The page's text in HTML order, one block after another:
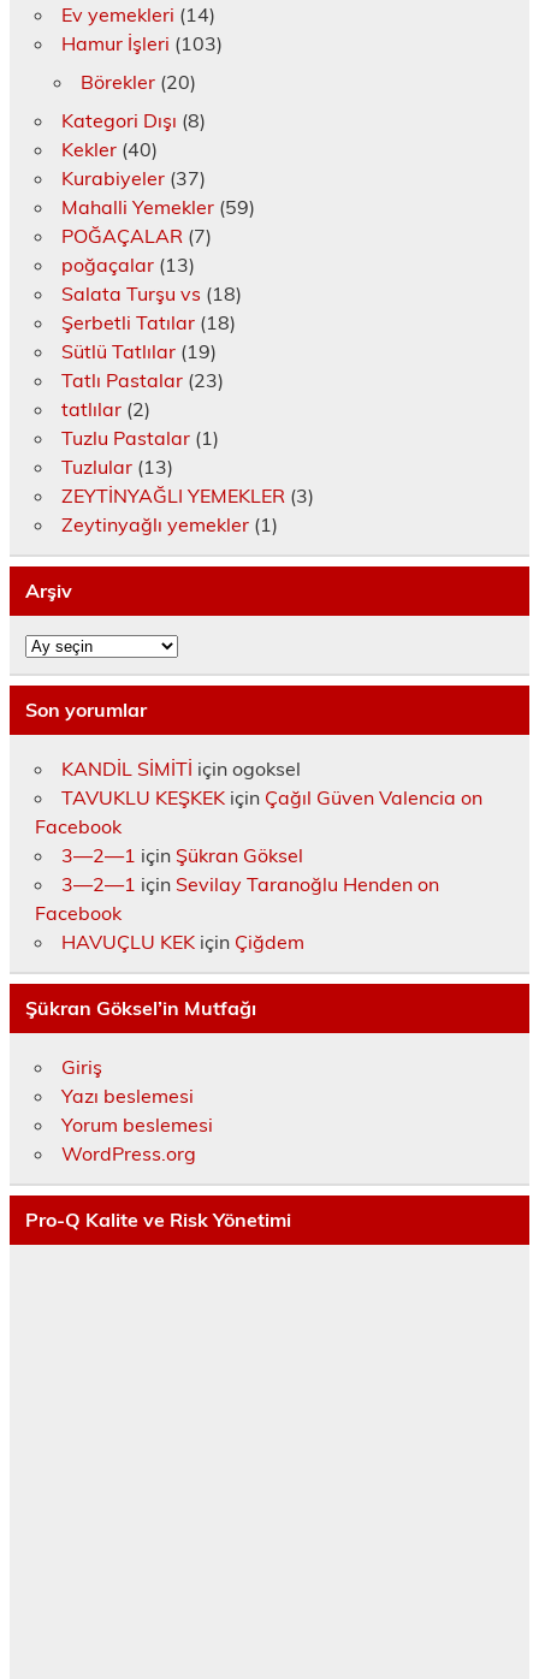
Ev yemekleri (14)
Hamur İşleri (103)
Börekler(20)
Kategori Dışı (8)
Kekler(40)
Kurabiyeler(37)
Mahalli Yemekler(59)
POĞAÇALAR (7)
poğaçalar(13)
Salata Turşu vs (18)
Şerbetli Tatılar(18)
Sütlü Tatlılar(19)
Tatlı Pastalar(23)
tatlılar(2)
Tuzlu Pastalar(1)
Tuzlular(13)
ZEYTİNYAĞLI YEMEKLER (3)
Zeytinyağlı yemekler(1)
Arşiv
Arşiv
Son yorumlar
KANDİL SİMİTİ için ogoksel
TAVUKLU KEŞKEKiçin Çağıl Güven Valencia on
Facebook
3—2—1 için Şükran Göksel
3—2—1 için Sevilay Taranoğlu Henden on
Facebook
HAVUÇLU KEKiçin Çiğdem
Şükran Göksel’in Mutfağı
Giriş
Yazı beslemesi
Yorum beslemesi
WordPress.org
Pro-Q Kalite ve Risk Yönetimi